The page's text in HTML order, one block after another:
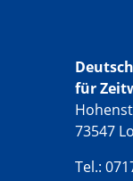
für
73547
Tel.: